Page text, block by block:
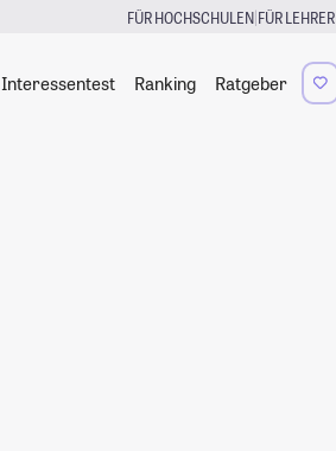
FÜR HOCHSCHULEN|FÜR LEHRER
Interessentest Ranking Ratgeber